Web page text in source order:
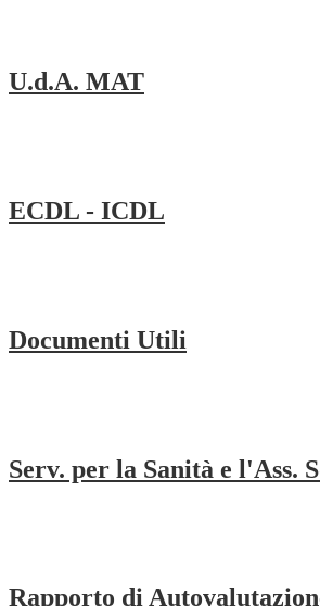
U.d.A. MAT
ECDL - ICDL
Documenti Utili
Serv. per la Sanità e l'Ass.
Rapporto di